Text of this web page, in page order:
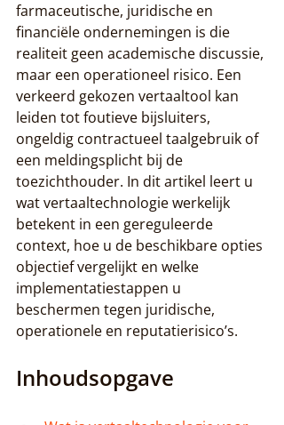
farmaceutische, juridische en
financiële ondernemingen is die
realiteit geen academische discussie,
maar een operationeel risico. Een
verkeerd gekozen vertaaltool kan
leiden tot foutieve bijsluiters,
ongeldig contractueel taalgebruik of
een meldingsplicht bij de
toezichthouder. In dit artikel leert u
wat vertaaltechnologie werkelijk
betekent in een gereguleerde
context, hoe u de beschikbare opties
objectief vergelijkt en welke
implementatiestappen u
beschermen tegen juridische,
operationele en reputatierisico’s.
Inhoudsopgave